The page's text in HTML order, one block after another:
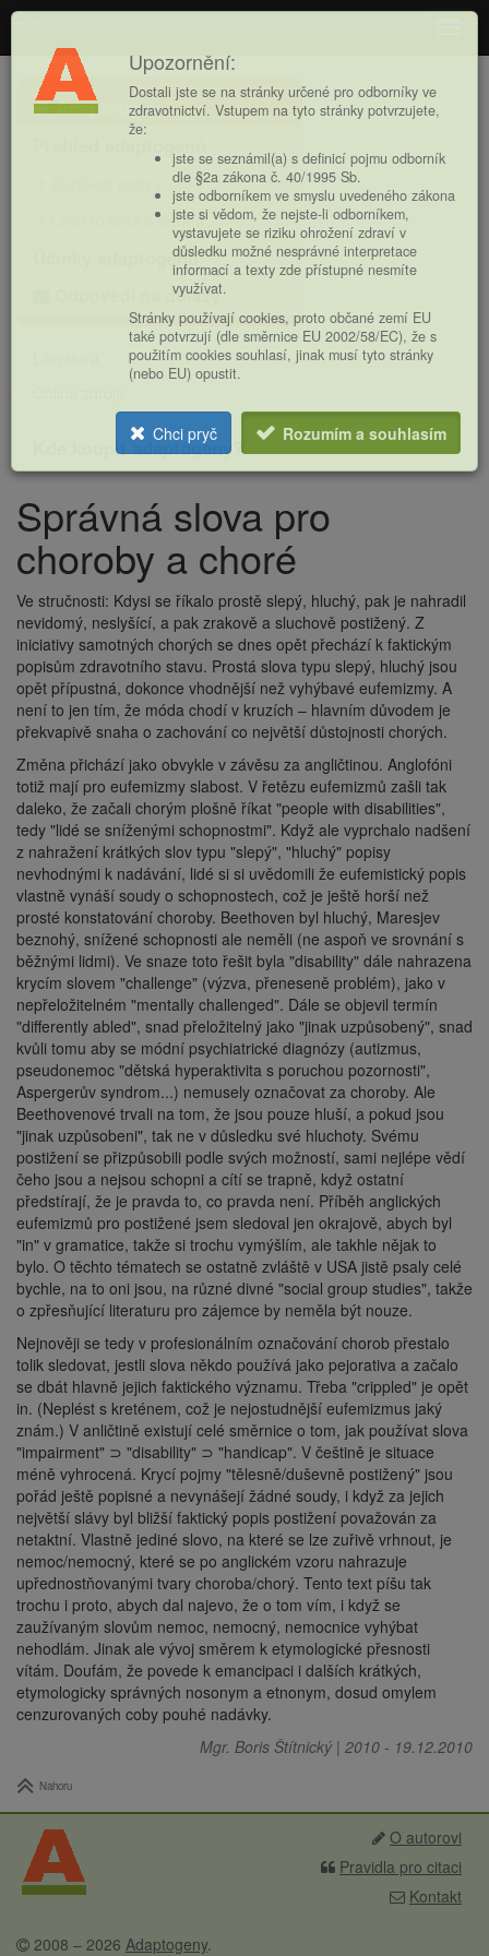
Adaptogeny
Hlavní
nabídkaAdaptogeny
Lesklokorka lesklá
Účinky adaptogenů
Odpovědi na dotazy
Online zdroje
Kde koupit adaptogeny?
Drobečková
navigace
Správná slova pro
choroby a choré
Ve stručnosti: Kdysi se říkalo prostě slepý, hluchý, pak je nahradil
nevidomý, neslyšící, a pak zrakově a sluchově postižený. Z
iniciativy samotných chorých se dnes opět přechází k faktickým
popisům zdravotního stavu. Prostá slova typu slepý, hluchý jsou
opět přípustná, dokonce vhodnější než vyhýbavé eufemizmy. A
není to jen tím, že móda chodí v kruzích – hlavním důvodem je
překvapivě snaha o zachování co největší důstojnosti chorých.
Změna přichází jako obvykle v závěsu za angličtinou. Anglofóni
totiž mají pro eufemizmy slabost. V řetězu eufemizmů zašli tak
daleko, že začali chorým plošně říkat "people with disabilities",
tedy "lidé se sníženými schopnostmi". Když ale vyprchalo nadšení
z nahražení krátkých slov typu "slepý", "hluchý" popisy
nevhodnými k nadávání, lidé si si uvědomili že eufemistický popis
vlastně vynáší soudy o schopnostech, což je ještě horší než
prosté konstatování choroby. Beethoven byl hluchý, Maresjev
beznohý, snížené schopnosti ale neměli (ne aspoň ve srovnání s
běžnými lidmi). Ve snaze toto řešit byla "disability" dále nahrazena
krycím slovem "challenge" (výzva, přeneseně problém), jako v
nepřeložitelném "mentally challenged". Dále se objevil termín
"differently abled", snad přeložitelný jako "jinak uzpůsobený", snad
kvůli tomu aby se módní psychiatrické diagnózy (autizmus,
pseudonemoc "dětská hyperaktivita s poruchou pozornosti",
Aspergerův syndrom...) nemusely označovat za choroby. Ale
Beethovenové trvali na tom, že jsou pouze hluší, a pokud jsou
"jinak uzpůsobeni", tak ne v důsledku své hluchoty. Svému
postižení se přizpůsobili podle svých možností, sami nejlépe vědí
čeho jsou a nejsou schopni a cítí se trapně, když ostatní
předstírají, že je pravda to, co pravda není. Příběh anglických
eufemizmů pro postižené jsem sledoval jen okrajově, abych byl
"in" v gramatice, takže si trochu vymýšlím, ale takhle nějak to
bylo. O těchto tématech se ostatně zvláště v USA jistě psaly celé
bychle, na to oni jsou, na různé divné "social group studies", takže
o zpřesňující literaturu pro zájemce by neměla být nouze.
Nejnověji se tedy v profesionálním označování chorob přestalo
tolik sledovat, jestli slova někdo používá jako pejorativa a začalo
se dbát hlavně jejich faktického významu. Třeba "crippled" je opět
in. (Neplést s kreténem, což je nejostudnější eufemizmus jaký
znám.) V anličtině existují celé směrnice o tom, jak používat slova
"impairment" ⊃ "disability" ⊃ "handicap". V češtině je situace
méně vyhrocená. Krycí pojmy "tělesně/duševně postižený" jsou
pořád ještě popisné a nevynášejí žádné soudy, i když za jejich
největší slávy byl bližší faktický popis postižení považován za
netaktní. Vlastně jediné slovo, na které se lze zuřivě vrhnout, je
nemoc/nemocný, které se po anglickém vzoru nahrazuje
upřednostňovanými tvary choroba/chorý. Tento text píšu tak
trochu i proto, abych dal najevo, že o tom vím, i když se
zaužívaným slovům nemoc, nemocný, nemocnice vyhýbat
nehodlám. Jinak ale vývoj směrem k etymologické přesnosti
vítám. Doufám, že povede k emancipaci i dalších krátkých,
etymologicky správných nosonym a etnonym, dosud omylem
cenzurovaných coby pouhé nadávky.
Mgr. Boris Štítnický | 2010 - 19.12.2010
Nahoru
O autorovi
Pravidla pro citaci
Kontakt
2008 – 2026 Adaptogeny.
Upozornění:
Dostali jste se na stránky určené pro odborníky ve
zdravotnictví. Vstupem na tyto stránky potvrzujete,
že:
jste se seznámil(a) s definicí pojmu odborník
dle §2a zákona č. 40/1995 Sb.
jste odborníkem ve smyslu uvedeného zákona
jste si vědom, že nejste-li odborníkem,
vystavujete se riziku ohrožení zdraví v
důsledku možné nesprávné interpretace
informací a texty zde přístupné nesmíte
využívat.
Stránky používají cookies, proto občané zemí EU
také potvrzují (dle směrnice EU 2002/58/EC), že s
použitím cookies souhlasí, jinak musí tyto stránky
(nebo EU) opustit.
Chci pryč Rozumím a souhlasím